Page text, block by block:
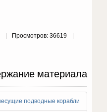
Просмотров: 36619
материала
подводные корабли